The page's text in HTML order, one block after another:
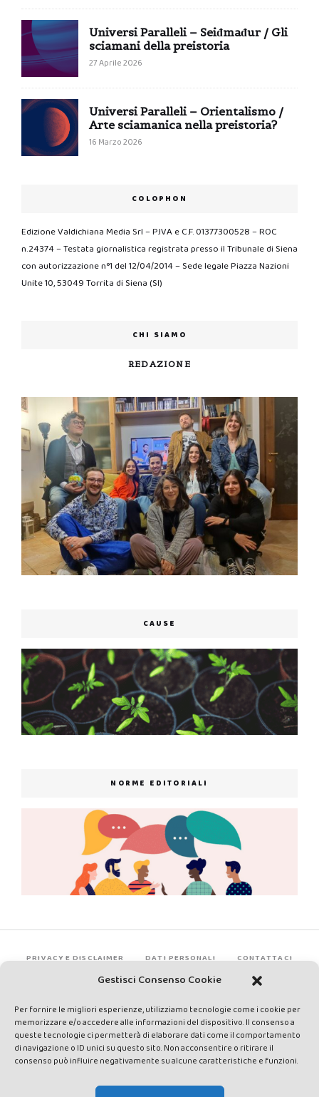
Gestisci Consenso Cookie
Per fornire le migliori esperienze, utilizziamo tecnologie come i cookie per
memorizzare e/o accedere alle informazioni del dispositivo. Il consenso a
queste tecnologie ci permetterà di elaborare dati come il comportamento
di navigazione o ID unici su questo sito. Non acconsentire o ritirare il
consenso può influire negativamente su alcune caratteristiche e funzioni.
Universi Paralleli – Seiđmađur / Gli
sciamani della preistoria
27 Aprile 2026
Universi Paralleli – Orientalismo /
Arte sciamanica nella preistoria?
16 Marzo 2026
COLOPHON
Edizione Valdichiana Media Srl – P.IVA e C.F. 01377300528 – ROC
n.24374 – Testata giornalistica registrata presso il Tribunale di Siena
con autorizzazione n°1 del 12/04/2014 – Sede legale Piazza Nazioni
Unite 10, 53049 Torrita di Siena (SI)
CHI SIAMO
REDAZIONE
CAUSE
NORME EDITORIALI
PRIVACY E DISCLAIMER DATI PERSONALI CONTATTACI
rights reserved - Testata registrata presso il Tribunale di Siena con